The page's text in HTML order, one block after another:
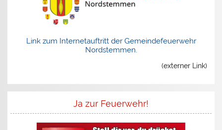
Link zum Internetauftritt der Gemeindefeuerwehr
Nordstemmen.
(externer Link)
Ja zur Feuerwehr!